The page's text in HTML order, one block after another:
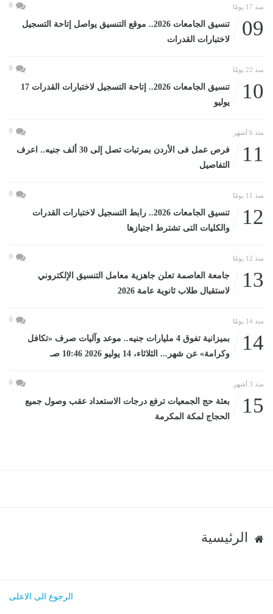
منذ 17 يومًا 0
09
تنسيق الجامعات 2026.. موقع التنسيق يواصل إتاحة التسجيل
لاختبارات القدرات
منذ 22 يومًا 0
10
تنسيق الجامعات 2026.. إتاحة التسجيل لاختبارات القدرات 17
يوليو
منذ 6 أشهر 0
11
فرص عمل فى الأردن بمرتبات تصل إلى 30 ألف جنيه.. اعرف
التفاصيل
منذ 11 يومًا 0
12
تنسيق الجامعات 2026.. رابط التسجيل لاختبارات القدرات
والكليات التى تشترط اجتيازها
منذ 12 يومًا 0
13
جامعة العاصمة تعلن جاهزية معامل التنسيق الإلكتروني
لاستقبال طلاب ثانوية عامة 2026
منذ 14 يومًا 0
14
بميزانية تفوق 4 مليارات جنيه.. موعد وآليات صرف «تكافل
وكرامة» عن شهر... الثلاثاء، 14 يوليو 2026 10:46 صـ
منذ 3 أشهر 0
15
بعثة حج الجمعيات ترفع درجات الاستعداد عقب وصول جميع
الحجاج لمكة المكرمة
الرئيسية
الرجوع الى الاعلى